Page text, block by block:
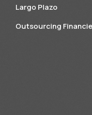
Largo Plazo
Outsourcing